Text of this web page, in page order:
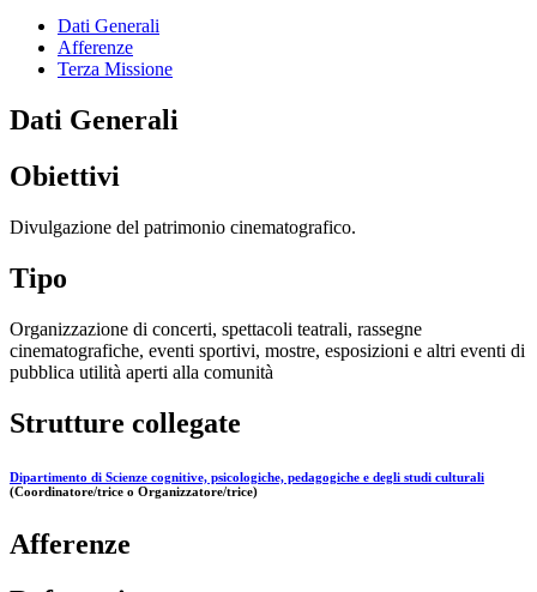
Dati Generali
Afferenze
Terza Missione
Dati Generali
Obiettivi
Divulgazione del patrimonio cinematografico.
Tipo
Organizzazione di concerti, spettacoli teatrali, rassegne
cinematografiche, eventi sportivi, mostre, esposizioni e altri eventi di
pubblica utilità aperti alla comunità
Strutture collegate
Dipartimento di Scienze cognitive, psicologiche, pedagogiche e degli studi culturali
(Coordinatore/trice o Organizzatore/trice)
Afferenze